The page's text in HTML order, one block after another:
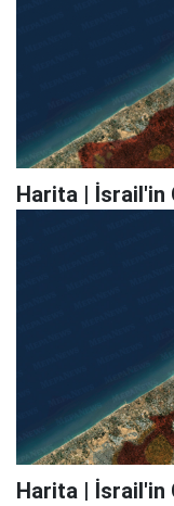
Harita | İsrail'in
Harita | İsrail'in